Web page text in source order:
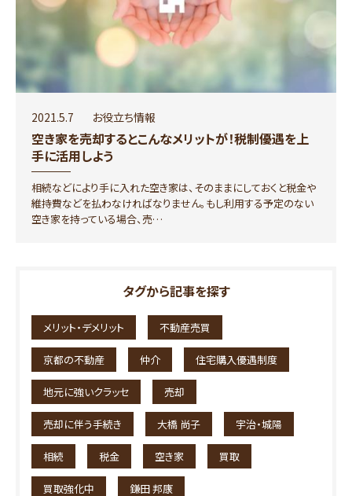
2021.5.7 お役立ち情報
空き家を売却するとこんなメリットが！税制優遇を上
手に活用しよう
相続などにより手に入れた空き家は、そのままにしておくと税金や
維持費などを払わなければなりません。もし利用する予定のない
空き家を持っている場合、売…
タグから記事を探す
メリット・デメリット 不動産売買
京都の不動産 仲介 住宅購入優遇制度
地元に強いクラッセ 売却
売却に伴う手続き 大橋 尚子 宇治・城陽
相続 税金 空き家 買取
買取強化中 鎌田 邦康